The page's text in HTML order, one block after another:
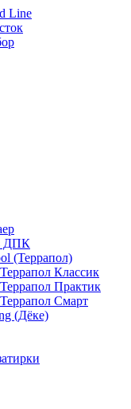
Line
ДПК
(Террапол)
Классик
Практик
Смарт
(Дёке)